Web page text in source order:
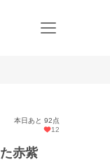
本日あと 92点
12
赤紫